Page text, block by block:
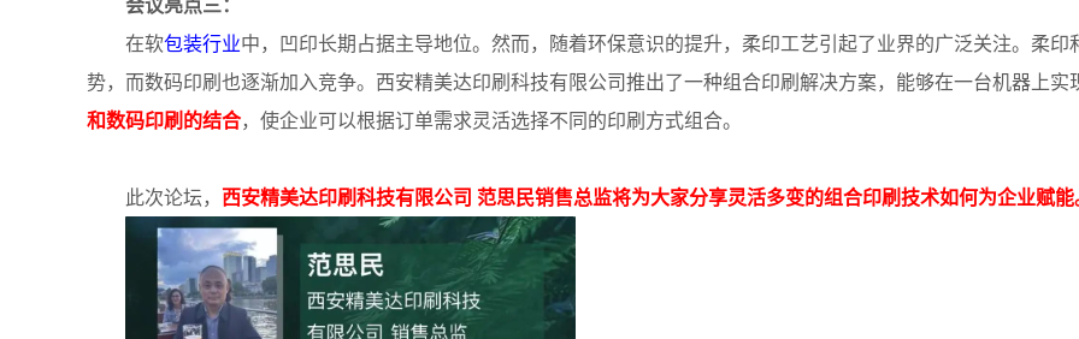
在软包装行业中，凹印长期占据主导地位。然而，随着环保意识的提升，柔印工艺引起了业界的广泛关注。柔印
势，而数码印刷也逐渐加入竞争。西安精美达印刷科技有限公司推出了一种组合印刷解决方案，能够在一台机器上实
和数码印刷的结合，使企业可以根据订单需求灵活选择不同的印刷方式组合。
此次论坛， 西安精美达印刷科技有限公司 范思民销售总监将为大家分享灵活多变的组合印刷技术如何为企业赋能